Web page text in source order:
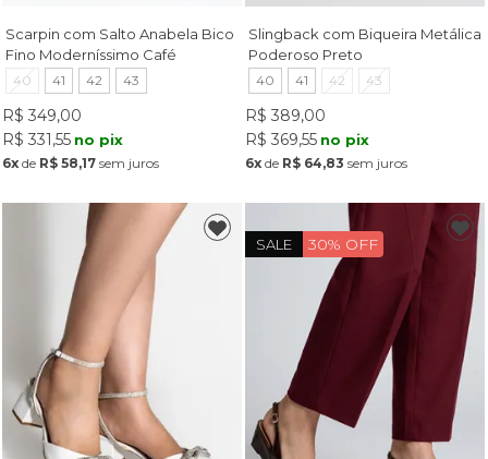
Scarpin com Salto Anabela Bico
Fino Moderníssimo Café
40 41 42 43
R$ 349,00
R$ 331,55 no pix
6xde R$ 58,17sem juros
Slingback com Biqueira Metálica
Poderoso Preto
40 41 42 43
R$ 389,00
R$ 369,55 no pix
6x de R$ 64,83 sem juros
SALE 30% OFF